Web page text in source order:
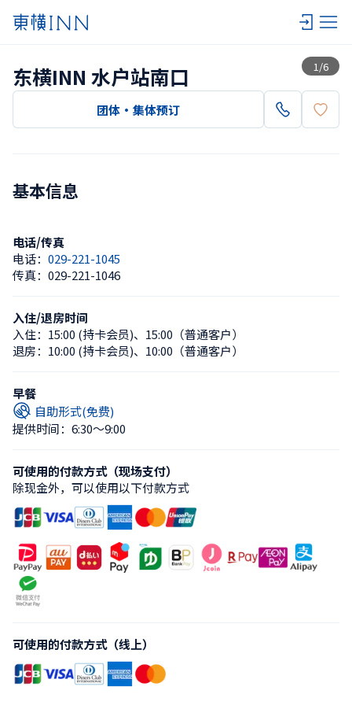
1 /6
查看一览
东横INN 水户站南口
团体・集体预订
基本信息
电话/传真
电话： 029-221-1045
传真： 029-221-1046
入住/退房时间
入住： 15:00 (持卡会员)、 15:00（普通客户）
退房： 10:00 (持卡会员)、 10:00（普通客户）
早餐
自助形式(免费)
提供时间：6:30〜9:00
可使用的付款方式（现场支付）
除现金外，可以使用以下付款方式
可使用的付款方式（线上）